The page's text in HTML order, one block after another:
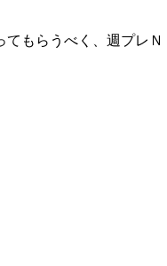
もらうべく、週プレ